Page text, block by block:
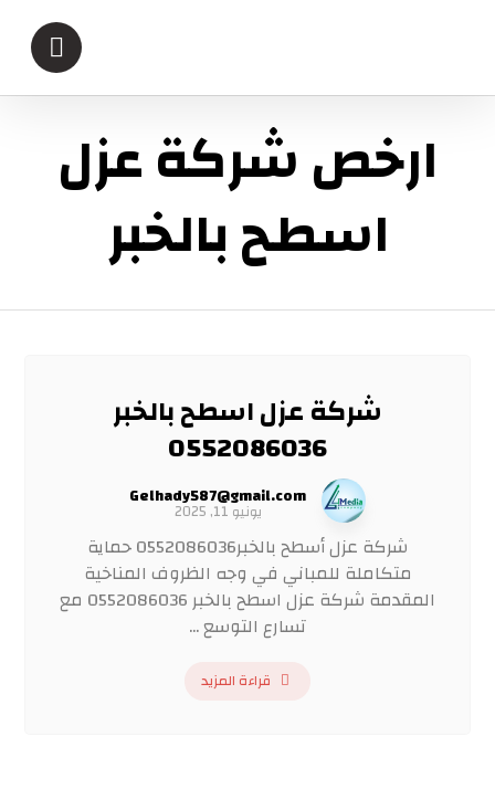
ارخص شركة عزل
اسطح بالخبر
شركة عزل اسطح بالخبر
0552086036
Gelhady587@gmail.com
يونيو 11, 2025
شركة عزل أسطح بالخبر0552086036 حماية
متكاملة للمباني في وجه الظروف المناخية
المقدمة شركة عزل اسطح بالخبر 0552086036 مع
تسارع التوسع ...
قراءة المزيد